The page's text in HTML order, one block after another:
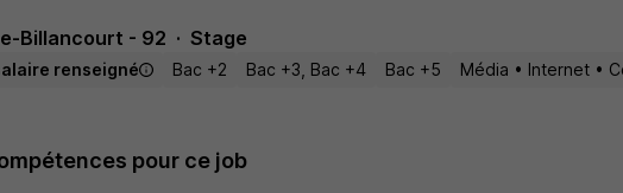
Billancourt - 92
Stage
renseigné Bac +2 Bac +3, Bac +4 Bac +5 Média • Internet •
pour ce job